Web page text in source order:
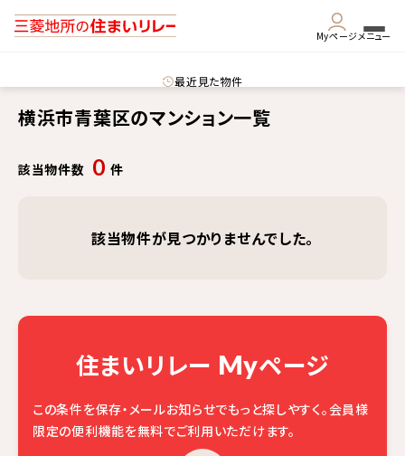
Myページメニュー
最近見た物件
横浜市青葉区のマンション一覧
該当物件数 0 件
該当物件が見つかりませんでした。
住まいリレー Myページ
この条件を保存・メールお知らせでもっと探しやすく。会員様
限定の便利機能を無料でご利用いただけます。